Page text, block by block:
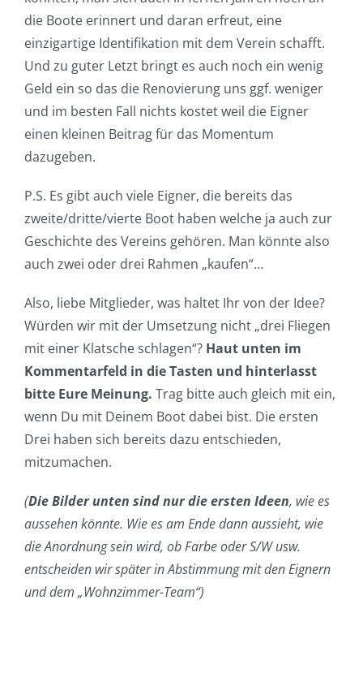
die Boote erinnert und daran erfreut, eine
einzigartige Identifikation mit dem Verein schafft.
Und zu guter Letzt bringt es auch noch ein wenig
Geld ein so das die Renovierung uns ggf. weniger
und im besten Fall nichts kostet weil die Eigner
einen kleinen Beitrag für das Momentum
dazugeben.
P.S. Es gibt auch viele Eigner, die bereits das
zweite/dritte/vierte Boot haben welche ja auch zur
Geschichte des Vereins gehören. Man könnte also
auch zwei oder drei Rahmen „kaufen“…
Also, liebe Mitglieder, was haltet Ihr von der Idee?
Würden wir mit der Umsetzung nicht „drei Fliegen
mit einer Klatsche schlagen“? Haut unten im
Kommentarfeld in die Tasten und hinterlasst
bitte Eure Meinung. Trag bitte auch gleich mit ein,
wenn Du mit Deinem Boot dabei bist. Die ersten
Drei haben sich bereits dazu entschieden,
mitzumachen.
(Die Bilder unten sind nur die ersten Ideen, wie es
aussehen könnte. Wie es am Ende dann aussieht, wie
die Anordnung sein wird, ob Farbe oder S/W usw.
entscheiden wir später in Abstimmung mit den Eignern
und dem „Wohnzimmer-Team“)